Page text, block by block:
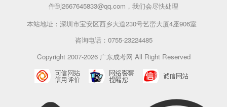
件到2667645833@qq.com，我们会尽快处理
本站地址：深圳市宝安区西乡大道230号艺峦大厦4座906室
咨询电话：0755-23224485
Copyright 2007-2026 广东成考网 All Right Reserved